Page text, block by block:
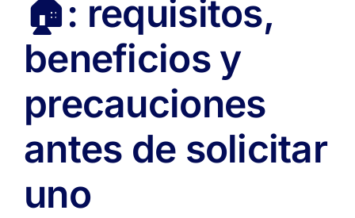
🏠: requisitos,
beneficios y
precauciones
antes de solicitar
uno